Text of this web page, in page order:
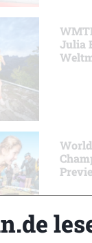
Julia